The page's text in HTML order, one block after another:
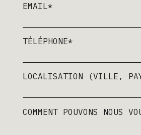
EMAIL*
TÉLÉPHONE*
LOCALISATION (VILLE,
COMMENT POUVONS NOUS